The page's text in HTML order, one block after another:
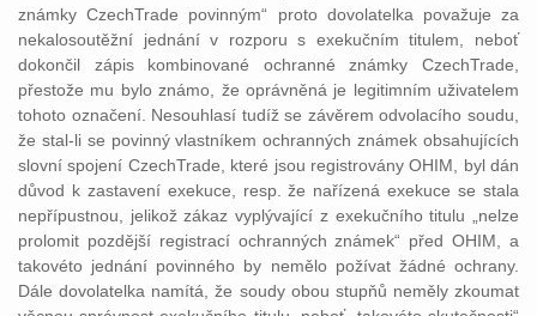
známky CzechTrade povinným“ proto dovolatelka považuje za
nekalosoutěžní jednání v rozporu s exekučním titulem, neboť
dokončil zápis kombinované ochranné známky CzechTrade,
přestože mu bylo známo, že oprávněná je legitimním uživatelem
tohoto označení. Nesouhlasí tudíž se závěrem odvolacího soudu,
že stal-li se povinný vlastníkem ochranných známek obsahujících
slovní spojení CzechTrade, které jsou registrovány OHIM, byl dán
důvod k zastavení exekuce, resp. že nařízená exekuce se stala
nepřípustnou, jelikož zákaz vyplývající z exekučního titulu „nelze
prolomit pozdější registrací ochranných známek“ před OHIM, a
takovéto jednání povinného by nemělo požívat žádné ochrany.
Dále dovolatelka namítá, že soudy obou stupňů neměly zkoumat